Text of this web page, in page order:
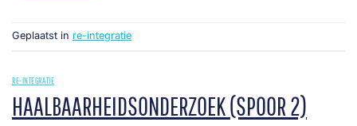
Geplaatst in re-integratie
RE-INTEGRATIE
HAALBAARHEIDSONDERZOEK (SPOOR 2)